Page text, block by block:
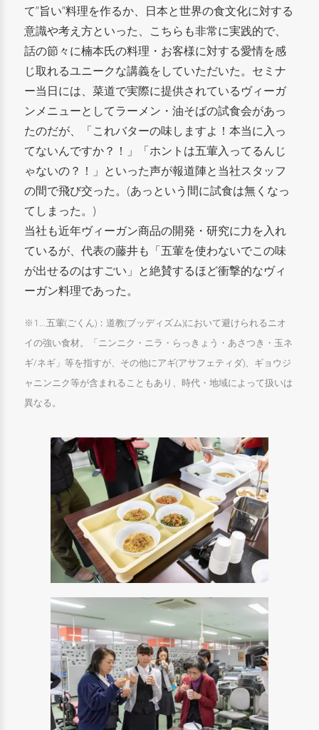
て”旨い”料理を作るか、日本と世界の食文化に対する
意識や考え方といった、こちらも非常に実践的で、
話の節々に楠本氏の料理・お客様に対する愛情を感
じ取れるユニークな講義をしていただいた。セミナ
ー当日には、菜道で実際に提供されているヴィーガ
ンメニューとしてラーメン・油そばの試食会があっ
たのだが、「これバターの味しますよ！本当に入っ
てないんですか？！」「ホントは五葷入ってるんじ
ゃないの？！」といった声が報道陣と当社スタッフ
の間で飛び交った。(あっという間に試食は無くなっ
てしまった。)
当社も近年ヴィーガン商品の開発・研究に力を入れ
ているが、代表の藤井も「五葷を使わないでこの味
が出せるのはすごい」と絶賛するほど衝撃的なヴィ
ーガン料理であった。
※1…五葷(ごくん)：道教(ブッディズム)において避けられるニオ
イの強い食材。「ニンニク・ニラ・らっきょう・あさつき・玉ネ
ギ/ネギ」等を指すが、その他にアギ(アサフェティダ)、ギョウジ
ャニンニク等が含まれることもあり、時代・地域によって扱いは
異なる。